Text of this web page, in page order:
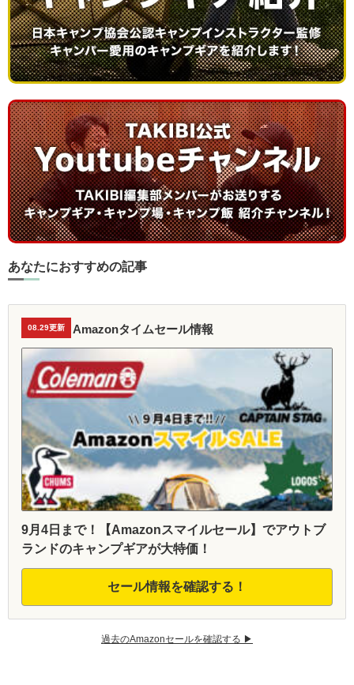
あなたにおすすめの記事
08.29更新 Amazonタイムセール情報
9月4日まで！【Amazonスマイルセール】でアウトブ
ランドのキャンプギアが大特価！
セール情報を確認する！
過去のAmazonセールを確認する ▶︎